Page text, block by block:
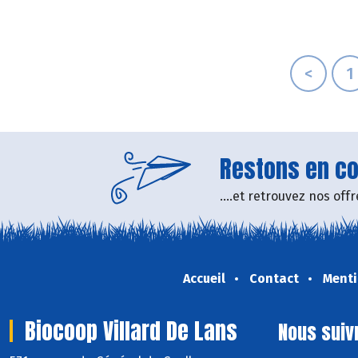
< 1
Restons en
....et retrouvez nos
Accueil Contact
Biocoop Villard De Lans Nous